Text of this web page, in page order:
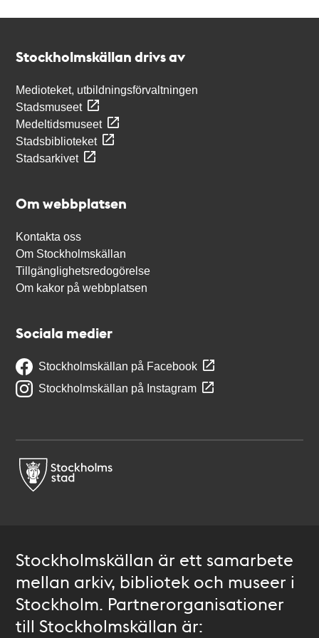
Stockholmskällan drivs av
Medioteket, utbildningsförvaltningen
Stadsmuseet
Medeltidsmuseet
Stadsbiblioteket
Stadsarkivet
Om webbplatsen
Kontakta oss
Om Stockholmskällan
Tillgänglighetsredogörelse
Om kakor på webbplatsen
Sociala medier
Stockholmskällan på Facebook
Stockholmskällan på Instagram
Stockholmskällan är ett samarbete
mellan arkiv, bibliotek och museer i
Stockholm. Partnerorganisationer
till Stockholmskällan är: